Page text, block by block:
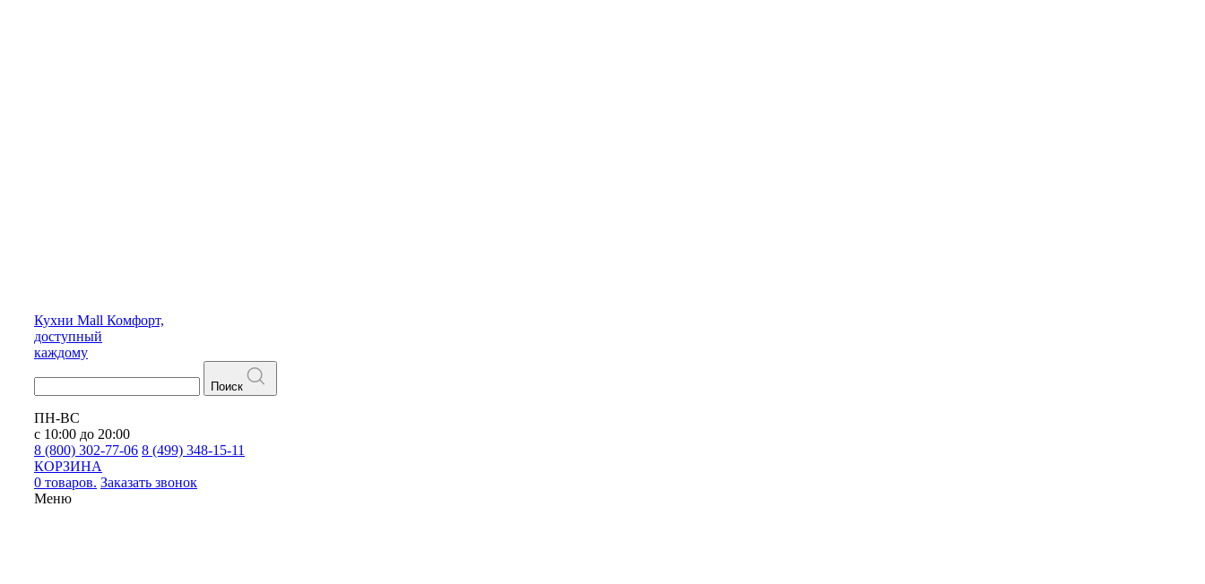
Кухни Mall Комфорт,
доступный
каждому
Поиск
ПН-ВС
с 10:00 до 20:00
8 (800) 302-77-06 8 (499) 348-15-11
КОРЗИНА
0 товаров. Заказать звонок
Меню